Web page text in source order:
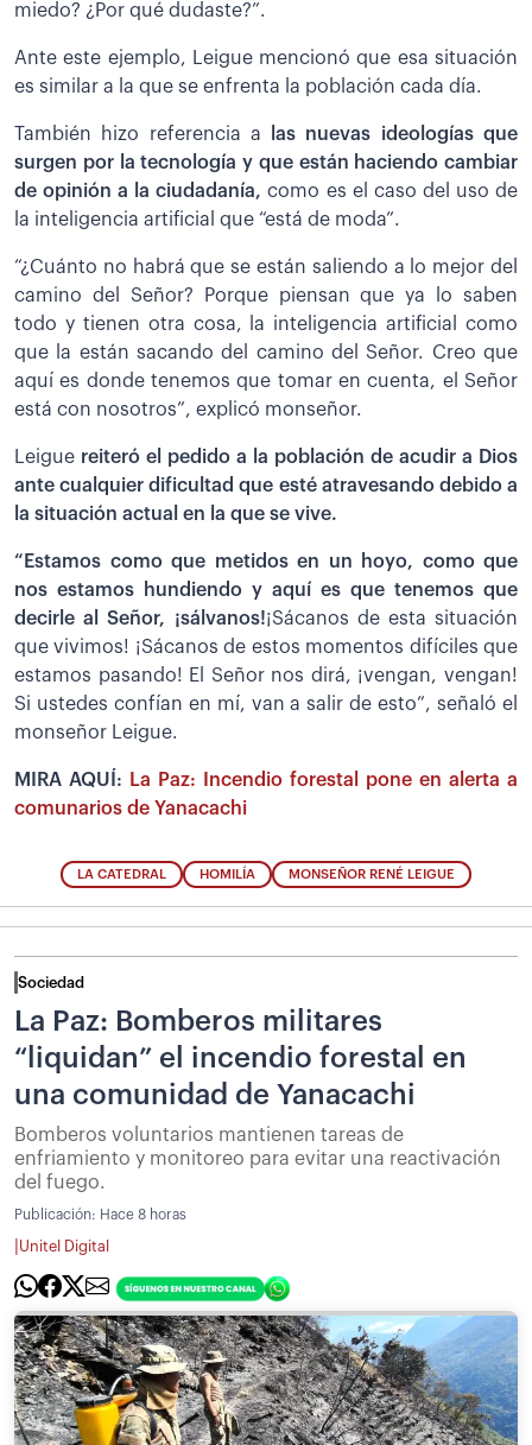
miedo? ¿Por qué dudaste?”.
Ante este ejemplo, Leigue mencionó que esa situación
es similar a la que se enfrenta la población cada día.
También hizo referencia a las nuevas ideologías que
surgen por la tecnología y que están haciendo cambiar
de opinión a la ciudadanía, como es el caso del uso de
la inteligencia artificial que “está de moda”.
“¿Cuánto no habrá que se están saliendo a lo mejor del
camino del Señor? Porque piensan que ya lo saben
todo y tienen otra cosa, la inteligencia artificial como
que la están sacando del camino del Señor. Creo que
aquí es donde tenemos que tomar en cuenta, el Señor
está con nosotros”, explicó monseñor.
Leigue reiteró el pedido a la población de acudir a Dios
ante cualquier dificultad que esté atravesando debido a
la situación actual en la que se vive.
“Estamos como que metidos en un hoyo, como que
nos estamos hundiendo y aquí es que tenemos que
decirle al Señor, ¡sálvanos!¡Sácanos de esta situación
que vivimos! ¡Sácanos de estos momentos difíciles que
estamos pasando! El Señor nos dirá, ¡vengan, vengan!
Si ustedes confían en mí, van a salir de esto”, señaló el
monseñor Leigue.
MIRA AQUÍ:
La Paz: Incendio forestal pone en alerta a
comunarios de Yanacachi
LA CATEDRAL HOMILÍA MONSEÑOR RENÉ LEIGUE
Sociedad
La Paz: Bomberos militares
“liquidan” el incendio forestal en
una comunidad de Yanacachi
Bomberos voluntarios mantienen tareas de
enfriamiento y monitoreo para evitar una reactivación
del fuego.
Publicación: Hace 8 horas
Unitel Digital